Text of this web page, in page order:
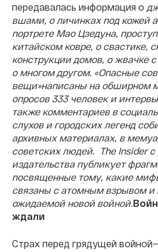
передавалась информация о
вшами, о личинках под кожей
портрете Мао Цзедуна,
китайском ковре, о свастике,
конструкции домов, о жвачке
о многом другом. «Опасные
вещи»написаны на обширном
опросов 333 человек и
также комментариев в
слухов и городских легенд
архивных материалах, в
советских людей. The Insider
издательства публикует
посвященные тому, какие
связаны с атомным взрывом и
ожидаемой новой войной.
ждали
Страх перед грядущей